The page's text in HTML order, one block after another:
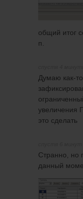
общий итог
п.
Думаю как-
увеличения
это сделать
Странно, но
данный